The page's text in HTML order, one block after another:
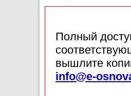
Полный
вышлите
info@e-